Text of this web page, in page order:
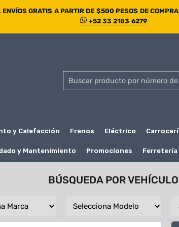
ENVÍOS GRATIS A PARTIR DE $500 PESOS DE
+52 33 2183 6279
y Calefacción Frenos Eléctrico
y Mantenimiento Promociones Ferretería
BÚSQUEDA POR VEHÍCULO